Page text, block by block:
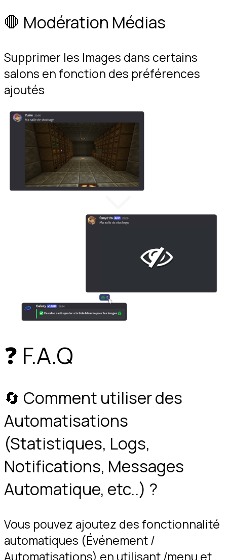
🛑 Modération Médias
Supprimer les Images dans certains
salons en fonction des préférences
ajoutés
❓ F.A.Q
🔄️ Comment utiliser des
Automatisations
(Statistiques, Logs,
Notifications, Messages
Automatique, etc..) ?
Vous pouvez ajoutez des fonctionnalité
automatiques (Événement /
Automatisations) en utilisant /menu et